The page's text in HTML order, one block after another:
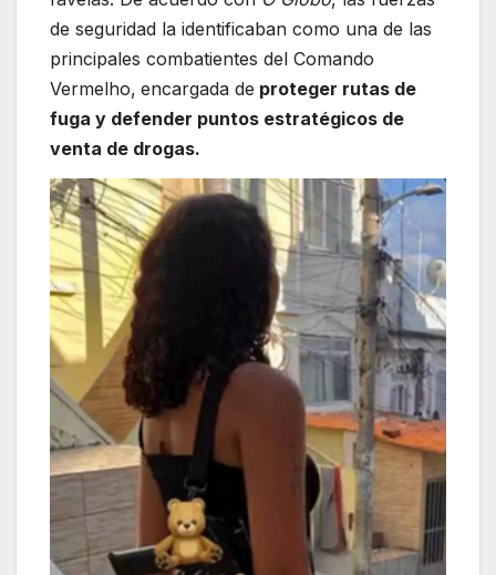
de seguridad la identificaban como una de las
principales combatientes del Comando
Vermelho, encargada de proteger rutas de
fuga y defender puntos estratégicos de
venta de drogas.